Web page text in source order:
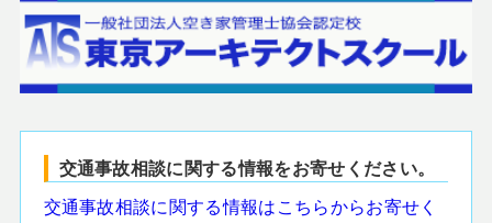
交通事故相談に関する情報をお寄せください。
交通事故相談に関する情報はこちらからお寄せく